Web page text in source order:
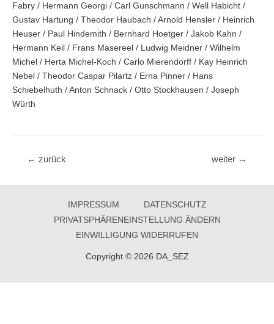
Fabry / Hermann Georgi / Carl Gunschmann / Well Habicht /
Gustav Hartung / Theodor Haubach / Arnold Hensler / Heinrich
Heuser / Paul Hindemith / Bernhard Hoetger / Jakob Kahn /
Hermann Keil / Frans Masereel / Ludwig Meidner / Wilhelm
Michel / Herta Michel-Koch / Carlo Mierendorff / Kay Heinrich
Nebel / Theodor Caspar Pilartz / Erna Pinner / Hans
Schiebelhuth / Anton Schnack / Otto Stockhausen / Joseph
Würth
Beitragsnavigation
← zurück weiter →
IMPRESSUM
DATENSCHUTZ
PRIVATSPHÄRENEINSTELLUNG ÄNDERN
EINWILLIGUNG WIDERRUFEN
Copyright © 2026 DA_SEZ